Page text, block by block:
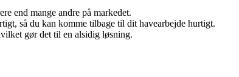
end mange andre på markedet.
så du kan komme tilbage til dit havearbejde hurtigt.
gør det til en alsidig løsning.